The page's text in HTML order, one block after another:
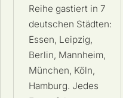
Reihe gastiert in 7
deutschen Städten:
Essen, Leipzig,
Berlin, Mannheim,
München, Köln,
Hamburg. Jedes